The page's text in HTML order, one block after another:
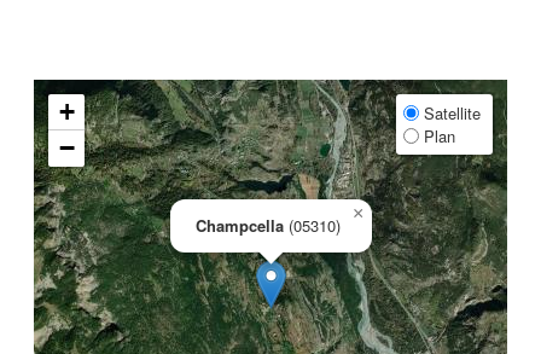
Champcella (05310)
×
+
−
Satellite
Plan